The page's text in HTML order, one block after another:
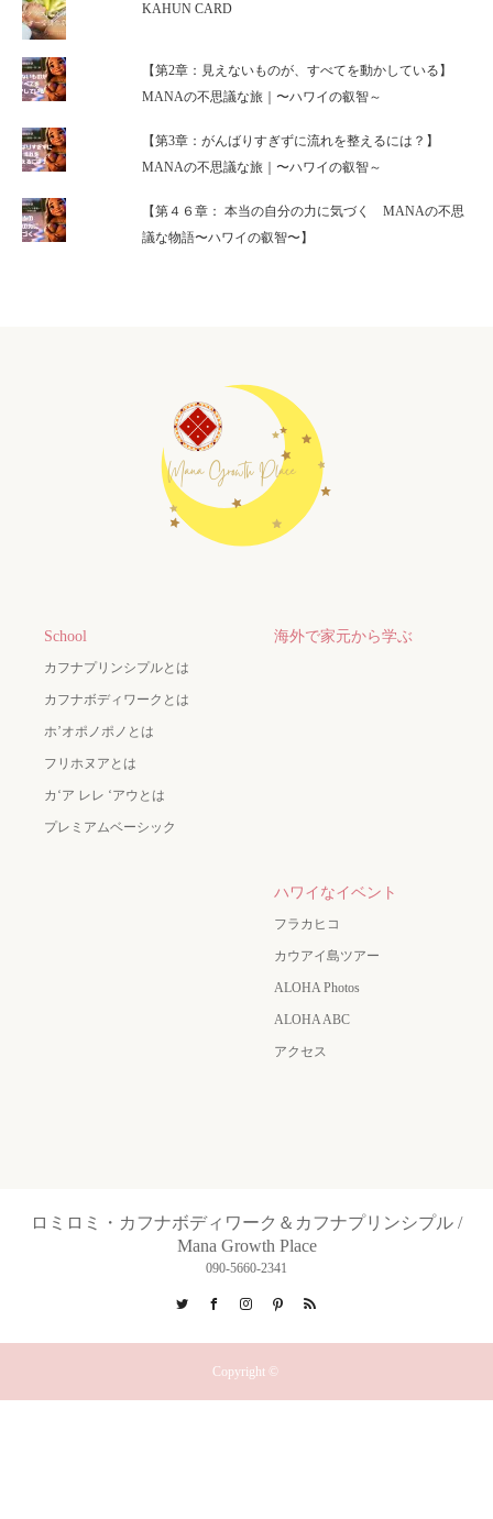
KAHUN CARD
【第2章：見えないものが、すべてを動かしている】
MANAの不思議な旅｜〜ハワイの叡智～
【第3章：がんばりすぎずに流れを整えるには？】
MANAの不思議な旅｜〜ハワイの叡智～
【第４６章： 本当の自分の力に気づく MANAの不思
議な物語〜ハワイの叡智〜】
School
カフナプリンシプルとは
カフナボディワークとは
ホ’オポノポノとは
フリホヌアとは
カʻア レレ ʻアウとは
プレミアムベーシック
海外で家元から学ぶ
ハワイなイベント
フラカヒコ
カウアイ島ツアー
ALOHA Photos
ALOHA ABC
アクセス
ロミロミ・カフナボディワーク＆カフナプリンシプル /
Mana Growth Place
090-5660-2341
Twitter
FacebookInstagramPinterest
Copyright ©